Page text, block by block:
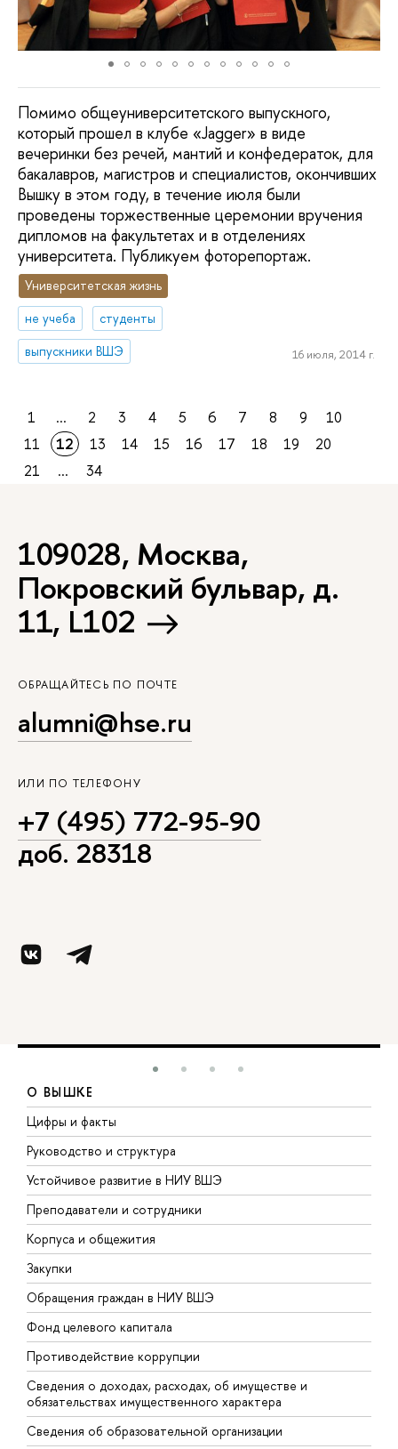
Помимо общеуниверситетского выпускного,
который прошел в клубе «Jagger» в виде
вечеринки без речей, мантий и конфедераток, для
бакалавров, магистров и специалистов, окончивших
Вышку в этом году, в течение июля были
проведены торжественные церемонии вручения
дипломов на факультетах и в отделениях
университета. Публикуем фоторепортаж.
Университетская жизнь
не учеба
студенты
выпускники ВШЭ
16 июля, 2014 г.
1 ... 2 3 4 5 6 7 8 9
10
11
12 13 14 15 16 17 18 19
20
21
... 34
109028, Москва,
Покровский бульвар, д.
11, L102
ОБРАЩАЙТЕСЬ ПО ПОЧТЕ
alumni@hse.ru
ИЛИ ПО ТЕЛЕФОНУ
+7 (495) 772-95-90
доб. 28318
О ВЫШКЕ
Цифры и факты
Руководство и структура
Устойчивое развитие в НИУ ВШЭ
Преподаватели и сотрудники
Корпуса и общежития
Закупки
Обращения граждан в НИУ ВШЭ
Фонд целевого капитала
Противодействие коррупции
Сведения о доходах, расходах, об имуществе и
обязательствах имущественного характера
Сведения об образовательной организации